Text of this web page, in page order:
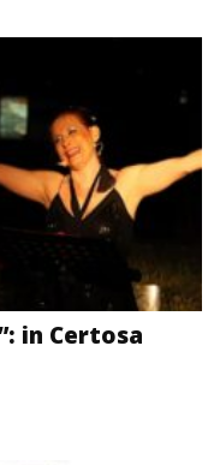
in Certosa